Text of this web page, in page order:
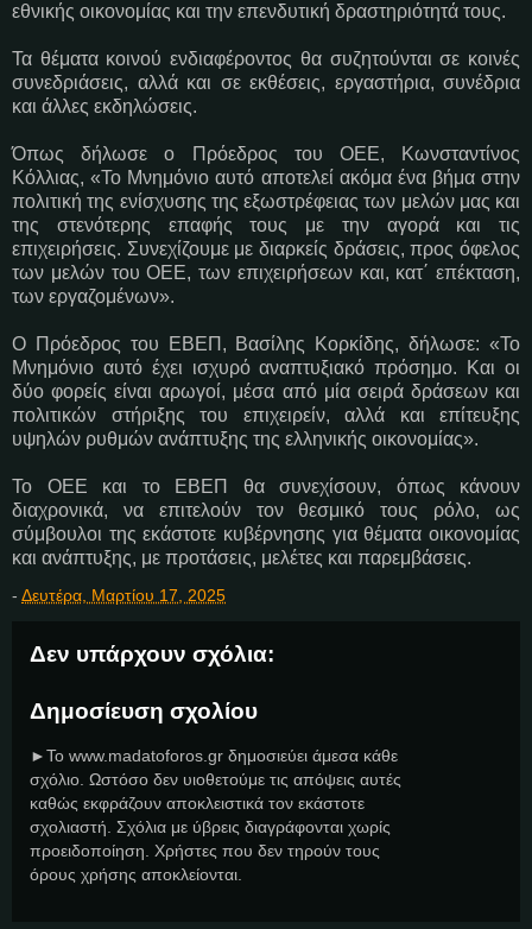
εθνικής οικονομίας και την επενδυτική δραστηριότητά τους.
Τα θέματα κοινού ενδιαφέροντος θα συζητούνται σε κοινές
συνεδριάσεις, αλλά και σε εκθέσεις, εργαστήρια, συνέδρια
και άλλες εκδηλώσεις.
Όπως δήλωσε ο Πρόεδρος του ΟΕΕ, Κωνσταντίνος
Κόλλιας, «Το Μνημόνιο αυτό αποτελεί ακόμα ένα βήμα στην
πολιτική της ενίσχυσης της εξωστρέφειας των μελών μας και
της στενότερης επαφής τους με την αγορά και τις
επιχειρήσεις. Συνεχίζουμε με διαρκείς δράσεις, προς όφελος
των μελών του ΟΕΕ, των επιχειρήσεων και, κατ΄ επέκταση,
των εργαζομένων».
Ο Πρόεδρος του ΕΒΕΠ, Βασίλης Κορκίδης, δήλωσε: «Το
Μνημόνιο αυτό έχει ισχυρό αναπτυξιακό πρόσημο. Και οι
δύο φορείς είναι αρωγοί, μέσα από μία σειρά δράσεων και
πολιτικών στήριξης του επιχειρείν, αλλά και επίτευξης
υψηλών ρυθμών ανάπτυξης της ελληνικής οικονομίας».
Το ΟΕΕ και το ΕΒΕΠ θα συνεχίσουν, όπως κάνουν
διαχρονικά, να επιτελούν τον θεσμικό τους ρόλο, ως
σύμβουλοι της εκάστοτε κυβέρνησης για θέματα οικονομίας
και ανάπτυξης, με προτάσεις, μελέτες και παρεμβάσεις.
- Δευτέρα, Μαρτίου 17, 2025
Δεν υπάρχουν σχόλια:
Δημοσίευση σχολίου
►Το www.madatoforos.gr δημοσιεύει άμεσα κάθε
σχόλιο. Ωστόσο δεν υιοθετούμε τις απόψεις αυτές
καθώς εκφράζουν αποκλειστικά τον εκάστοτε
σχολιαστή. Σχόλια με ύβρεις διαγράφονται χωρίς
προειδοποίηση. Χρήστες που δεν τηρούν τους
όρους χρήσης αποκλείονται.